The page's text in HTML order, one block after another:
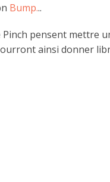
Bump...
Pinch pensent mettre
ainsi donner